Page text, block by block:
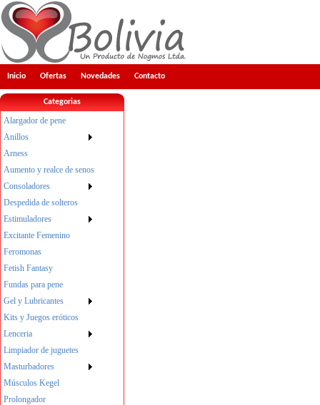
Inicio Ofertas Novedades Contacto
Categorias
Alargador de pene
Anillos
Arness
Aumento y realce de senos
Consoladores
Despedida de solteros
Estimuladores
Excitante Femenino
Feromonas
Fetish Fantasy
Fundas para pene
Gel y Lubricantes
Kits y Juegos eróticos
Lenceria
Limpiador de juguetes
Masturbadores
Músculos Kegel
Prolongador